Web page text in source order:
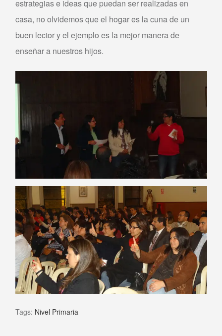
estrategias e ideas que puedan ser realizadas en
casa, no olvidemos que el hogar es la cuna de un
buen lector y el ejemplo es la mejor manera de
enseñar a nuestros hijos.
Tags: Nivel Primaria